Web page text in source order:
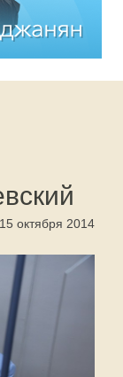
октября 2014